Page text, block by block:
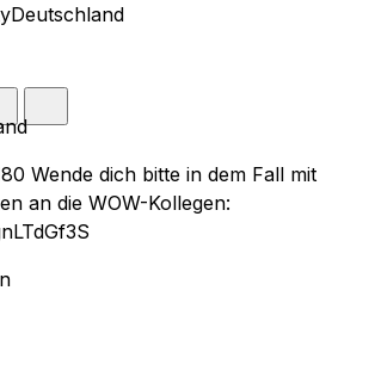
Wende dich bitte in dem Fall mit
an die WOW-Kollegen: